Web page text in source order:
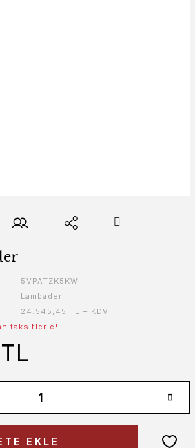
5VPATZK5KW
Lambader
24.545,45 TL + KDV
taksitlerle!
EKLE